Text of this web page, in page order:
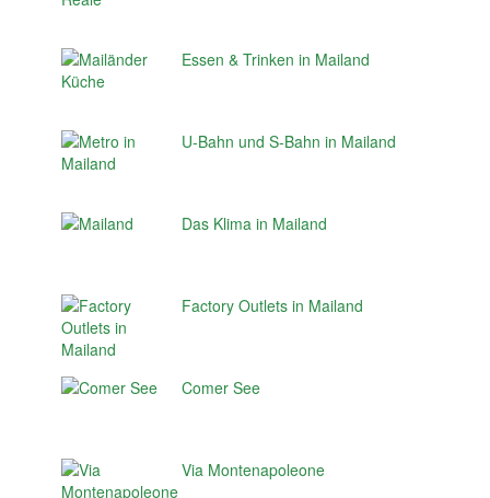
Essen & Trinken in Mailand
U-Bahn und S-Bahn in Mailand
Das Klima in Mailand
Factory Outlets in Mailand
Comer See
Via Montenapoleone